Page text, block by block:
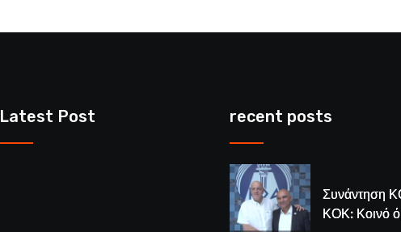
Latest Post recent posts
Συνάντηση
ΚΟΚ: Κοινό